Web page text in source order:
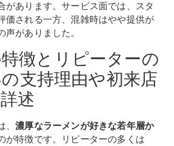
があります。サービス面では、スタ
価される一方、混雑時はやや提供が
がありました。
徴とリピーターの
支持理由や初来店
述
、濃厚なラーメンが好きな若年層か
が特徴です。リピーターの多くは